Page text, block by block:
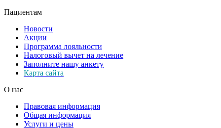
Пациентам
Новости
Акции
Программа лояльности
Налоговый вычет на лечение
Заполните нашу анкету
Карта сайта
О нас
Правовая информация
Общая информация
Услуги и цены